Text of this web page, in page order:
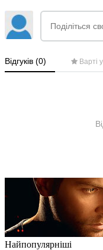
Найпопулярніші